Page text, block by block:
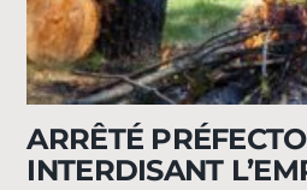
ARRÊTÉ
INTERDISANT